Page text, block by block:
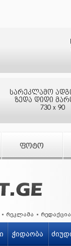
სარეკლამო
ზედა დიდი
730 x 90
ᲤᲝᲢᲝ
რეკლამა რედაქცია
ჭიდაობა